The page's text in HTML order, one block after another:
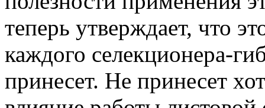
теперь утверждает, что
каждого селекционера-
принесет. Не принесет